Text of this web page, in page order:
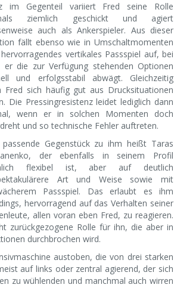
im Gegenteil variiert Fred seine Rolle
ziemlich geschickt und agiert
auch als Ankerspieler. Aus dieser
fällt ebenso wie in Umschaltmomenten
vertikales Passspiel auf, bei
er die zur Verfügung stehenden Optionen
und erfolgsstabil abwägt. Gleichzeitig
Fred sich häufig gut aus Drucksituationen
Die Pressingresistenz leidet lediglich dann
wenn er in solchen Momenten doch
und so technische Fehler auftreten.
passende Gegenstück zu ihm heißt Taras
der ebenfalls in seinem Profil
flexibel ist, aber auf deutlich
Art und Weise sowie mit
Passspiel. Das erlaubt es ihm
hervorragend auf das Verhalten seiner
allen voran eben Fred, zu reagieren.
zurückgezogene Rolle für ihn, die aber in
durchbrochen wird.
austoben, die von drei starken
auf links oder zentral agierend, der sich
zu wühlenden und manchmal auch wirren